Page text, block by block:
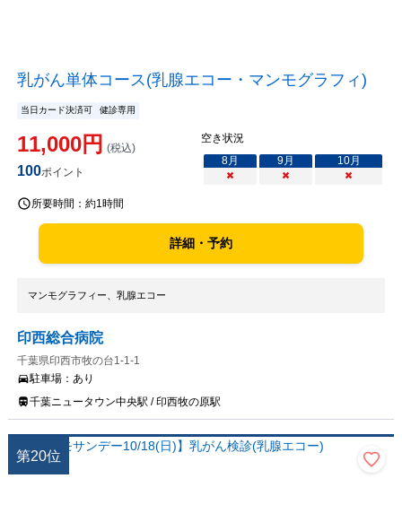
乳がん単体コース(乳腺エコー・マンモグラフィ)
当日カード決済可 健診専用
11,000円 (税込)
100ポイント
空き状況
8月 9月 10月
×
× ×
所要時間： 約1時間
詳細・予約
マンモグラフィー、乳腺エコー
印西総合病院
千葉県印西市牧の台1-1-1
駐車場： あり
千葉ニュータウン中央駅 / 印西牧の原駅
第20位